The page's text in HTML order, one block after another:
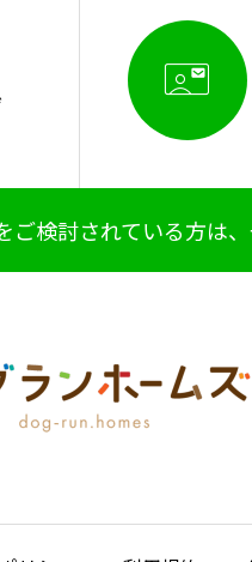

検討されている方は